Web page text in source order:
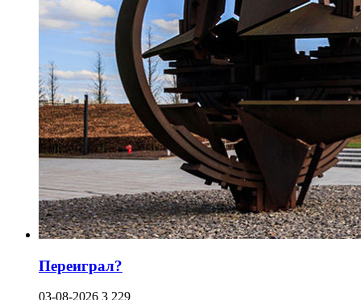
Переиграл?
03-08-2026 3 229